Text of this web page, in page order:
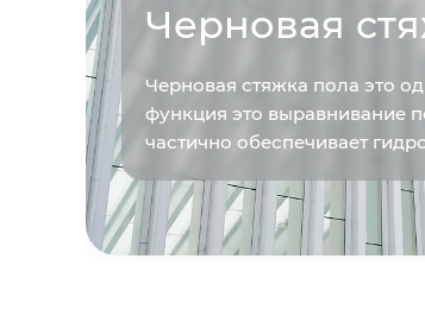
Черновая
Черновая стяжка пола это
функция это выравнивание
частично обеспечивает